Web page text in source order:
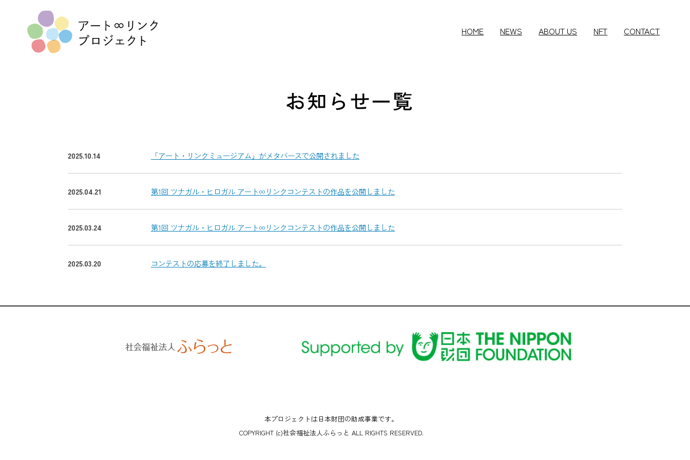
HOME NEWS ABOUT US NFT CONTACT
お知らせ一覧
2025.10.14 「アート・リンクミュージアム」がメタバースで公開されました
2025.04.21 第1回 ツナガル・ヒロガル アート∞リンクコンテストの作品を公開しました
2025.03.24 第1回 ツナガル・ヒロガル アート∞リンクコンテストの作品を公開しました
2025.03.20 コンテストの応募を終了しました。
本プロジェクトは日本財団の助成事業です。
COPYRIGHT (c)社会福祉法人ふらっと ALL RIGHTS RESERVED.